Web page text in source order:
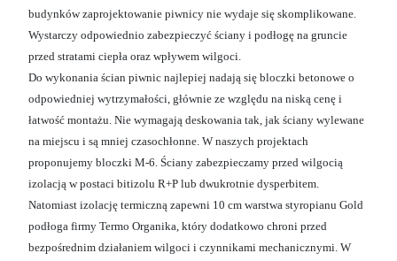
budynków zaprojektowanie piwnicy nie wydaje się skomplikowane.
Wystarczy odpowiednio zabezpieczyć ściany i podłogę na gruncie
przed stratami ciepła oraz wpływem wilgoci.
Do wykonania ścian piwnic najlepiej nadają się bloczki betonowe o
odpowiedniej wytrzymałości, głównie ze względu na niską cenę i
łatwość montażu. Nie wymagają deskowania tak, jak ściany wylewane
na miejscu i są mniej czasochłonne. W naszych projektach
proponujemy bloczki M-6. Ściany zabezpieczamy przed wilgocią
izolacją w postaci bitizolu R+P lub dwukrotnie dysperbitem.
Natomiast izolację termiczną zapewni 10 cm warstwa styropianu Gold
podłoga firmy Termo Organika, który dodatkowo chroni przed
bezpośrednim działaniem wilgoci i czynnikami mechanicznymi. W